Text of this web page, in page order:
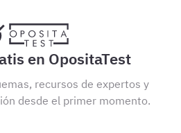
en OpositaTest
recursos de expertos y
desde el primer momento.